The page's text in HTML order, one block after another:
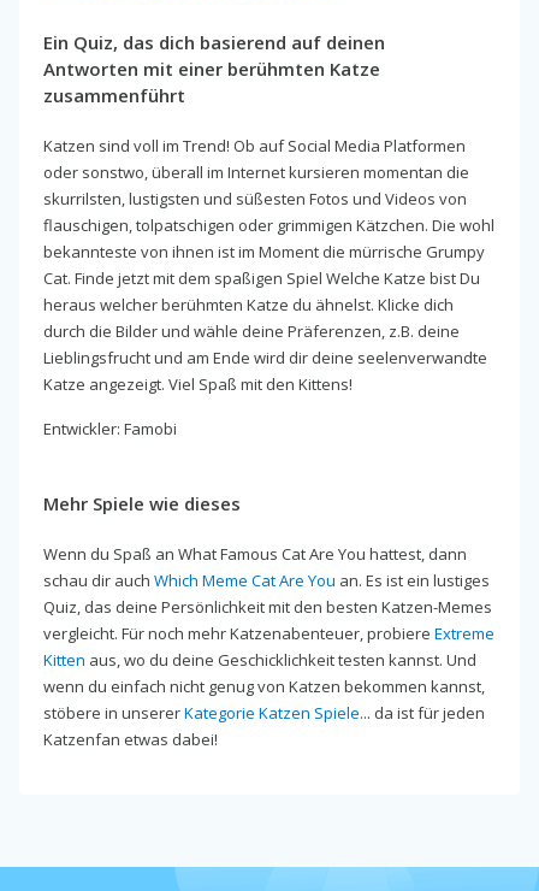
Ein Quiz, das dich basierend auf deinen
Antworten mit einer berühmten Katze
zusammenführt
Katzen sind voll im Trend! Ob auf Social Media Platformen
oder sonstwo, überall im Internet kursieren momentan die
skurrilsten, lustigsten und süßesten Fotos und Videos von
flauschigen, tolpatschigen oder grimmigen Kätzchen. Die wohl
bekannteste von ihnen ist im Moment die mürrische Grumpy
Cat. Finde jetzt mit dem spaßigen Spiel Welche Katze bist Du
heraus welcher berühmten Katze du ähnelst. Klicke dich
durch die Bilder und wähle deine Präferenzen, z.B. deine
Lieblingsfrucht und am Ende wird dir deine seelenverwandte
Katze angezeigt. Viel Spaß mit den Kittens!
Entwickler: Famobi
Mehr Spiele wie dieses
Wenn du Spaß an What Famous Cat Are You hattest, dann
schau dir auch Which Meme Cat Are You an. Es ist ein lustiges
Quiz, das deine Persönlichkeit mit den besten Katzen-Memes
vergleicht. Für noch mehr Katzenabenteuer, probiere Extreme
Kitten aus, wo du deine Geschicklichkeit testen kannst. Und
wenn du einfach nicht genug von Katzen bekommen kannst,
stöbere in unsererKategorie Katzen Spiele... da ist für jeden
Katzenfan etwas dabei!